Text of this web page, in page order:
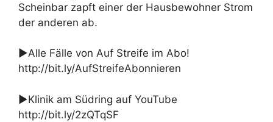
Scheinbar zapft einer der Hausbewohner Strom
der anderen ab.
►Alle Fälle von Auf Streife im Abo!
http://bit.ly/AufStreifeAbonnieren
►Klinik am Südring auf YouTube
http://bit.ly/2zQTqSF